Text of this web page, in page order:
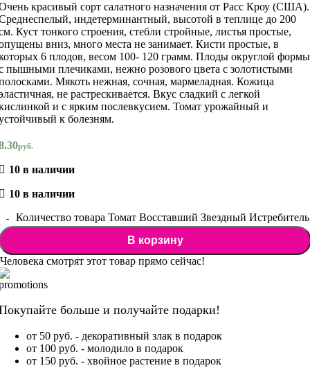
красивый сорт салатного назначения от Расс Кроу (США).
индетерминантный, высотой в теплице до 200
Куст тонкого строения, стебли стройные, листья простые,
вниз, много места не занимает. Кисти простые, в
6 плодов, весом 100- 120 грамм. Плоды округлой формы
пышными плечиками, нежно розового цвета с золотистыми
Мякоть нежная, сочная, мармеладная. Кожица
не растрескивается. Вкус сладкий с легкой
и с ярким послевкусием. Томат урожайный и
к болезням.
руб.
10 в наличии
10 в наличии
Количество товара Томат Восставший Звездный
В корзину
Человека смотрят этот товар прямо сейчас!
больше и получайте подарки!
от 50 руб. - декоративный злак в подарок
от 100 руб. - молодило в подарок
от 150 руб. - хвойное растение в подарок